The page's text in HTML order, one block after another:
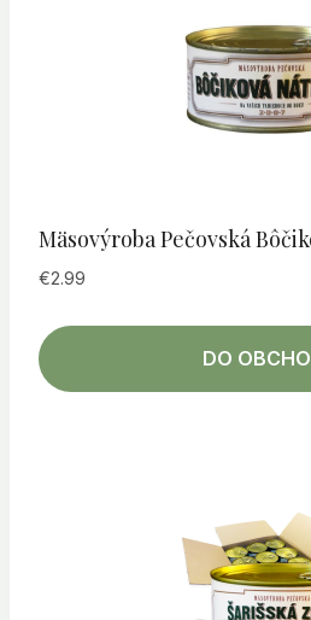
Mäsovýroba Pečovská
€2.99
DO